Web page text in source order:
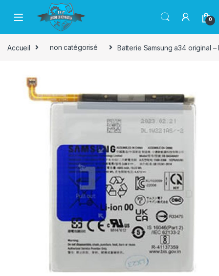
Passer à la navigation
Aller au contenu
0
Accueil non catégorisé Batterie Samsung a34 original –